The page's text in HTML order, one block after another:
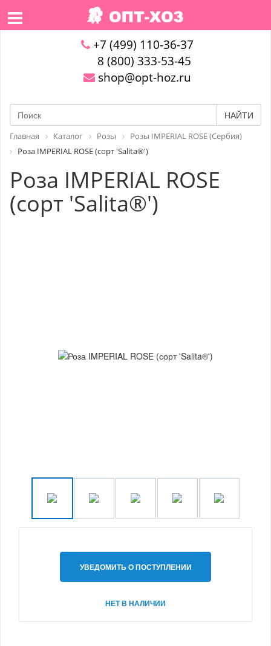
+7 (499) 110-36-37
8 (800) 333-53-45
shop@opt-hoz.ru
НАЙТИ
Главная Каталог Розы
Розы IMPERIAL ROSE (Сербия)
Роза IMPERIAL ROSE (сорт 'Salita®')
Роза IMPERIAL ROSE
(сорт 'Salita®')
УВЕДОМИТЬ О ПОСТУПЛЕНИИ
НЕТ В НАЛИЧИИ